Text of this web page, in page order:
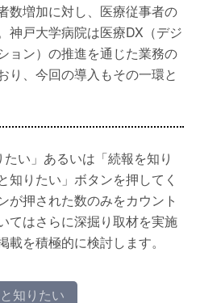
数増加に対し、医療従事者の
神戸大学病院は医療DX（デジ
ョン）の推進を通じた業務の
り、今回の導入もその一環と
い」あるいは「続報を知り
知りたい」ボタンを押してく
が押された数のみをカウント
てはさらに深掘り取材を実施
を積極的に検討します。
知りたい